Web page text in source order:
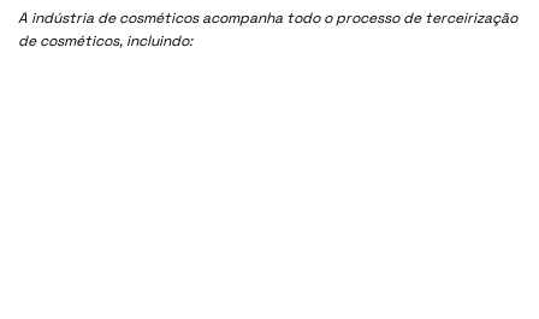
A indústria de cosméticos acompanha todo o processo de terceirização
de cosméticos, incluindo: